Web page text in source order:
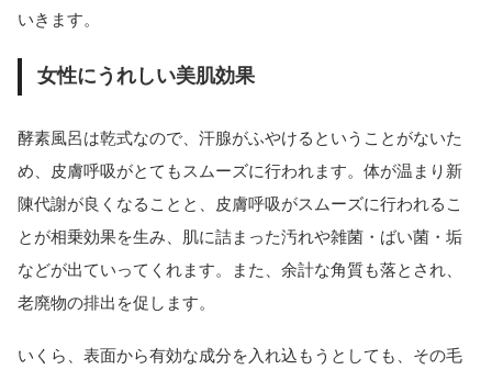
いきます。
女性にうれしい美肌効果
酵素風呂は乾式なので、汗腺がふやけるということがないた
め、皮膚呼吸がとてもスムーズに行われます。体が温まり新
陳代謝が良くなることと、皮膚呼吸がスムーズに行われるこ
とが相乗効果を生み、肌に詰まった汚れや雑菌・ばい菌・垢
などが出ていってくれます。また、余計な角質も落とされ、
老廃物の排出を促します。
いくら、表面から有効な成分を入れ込もうとしても、その毛